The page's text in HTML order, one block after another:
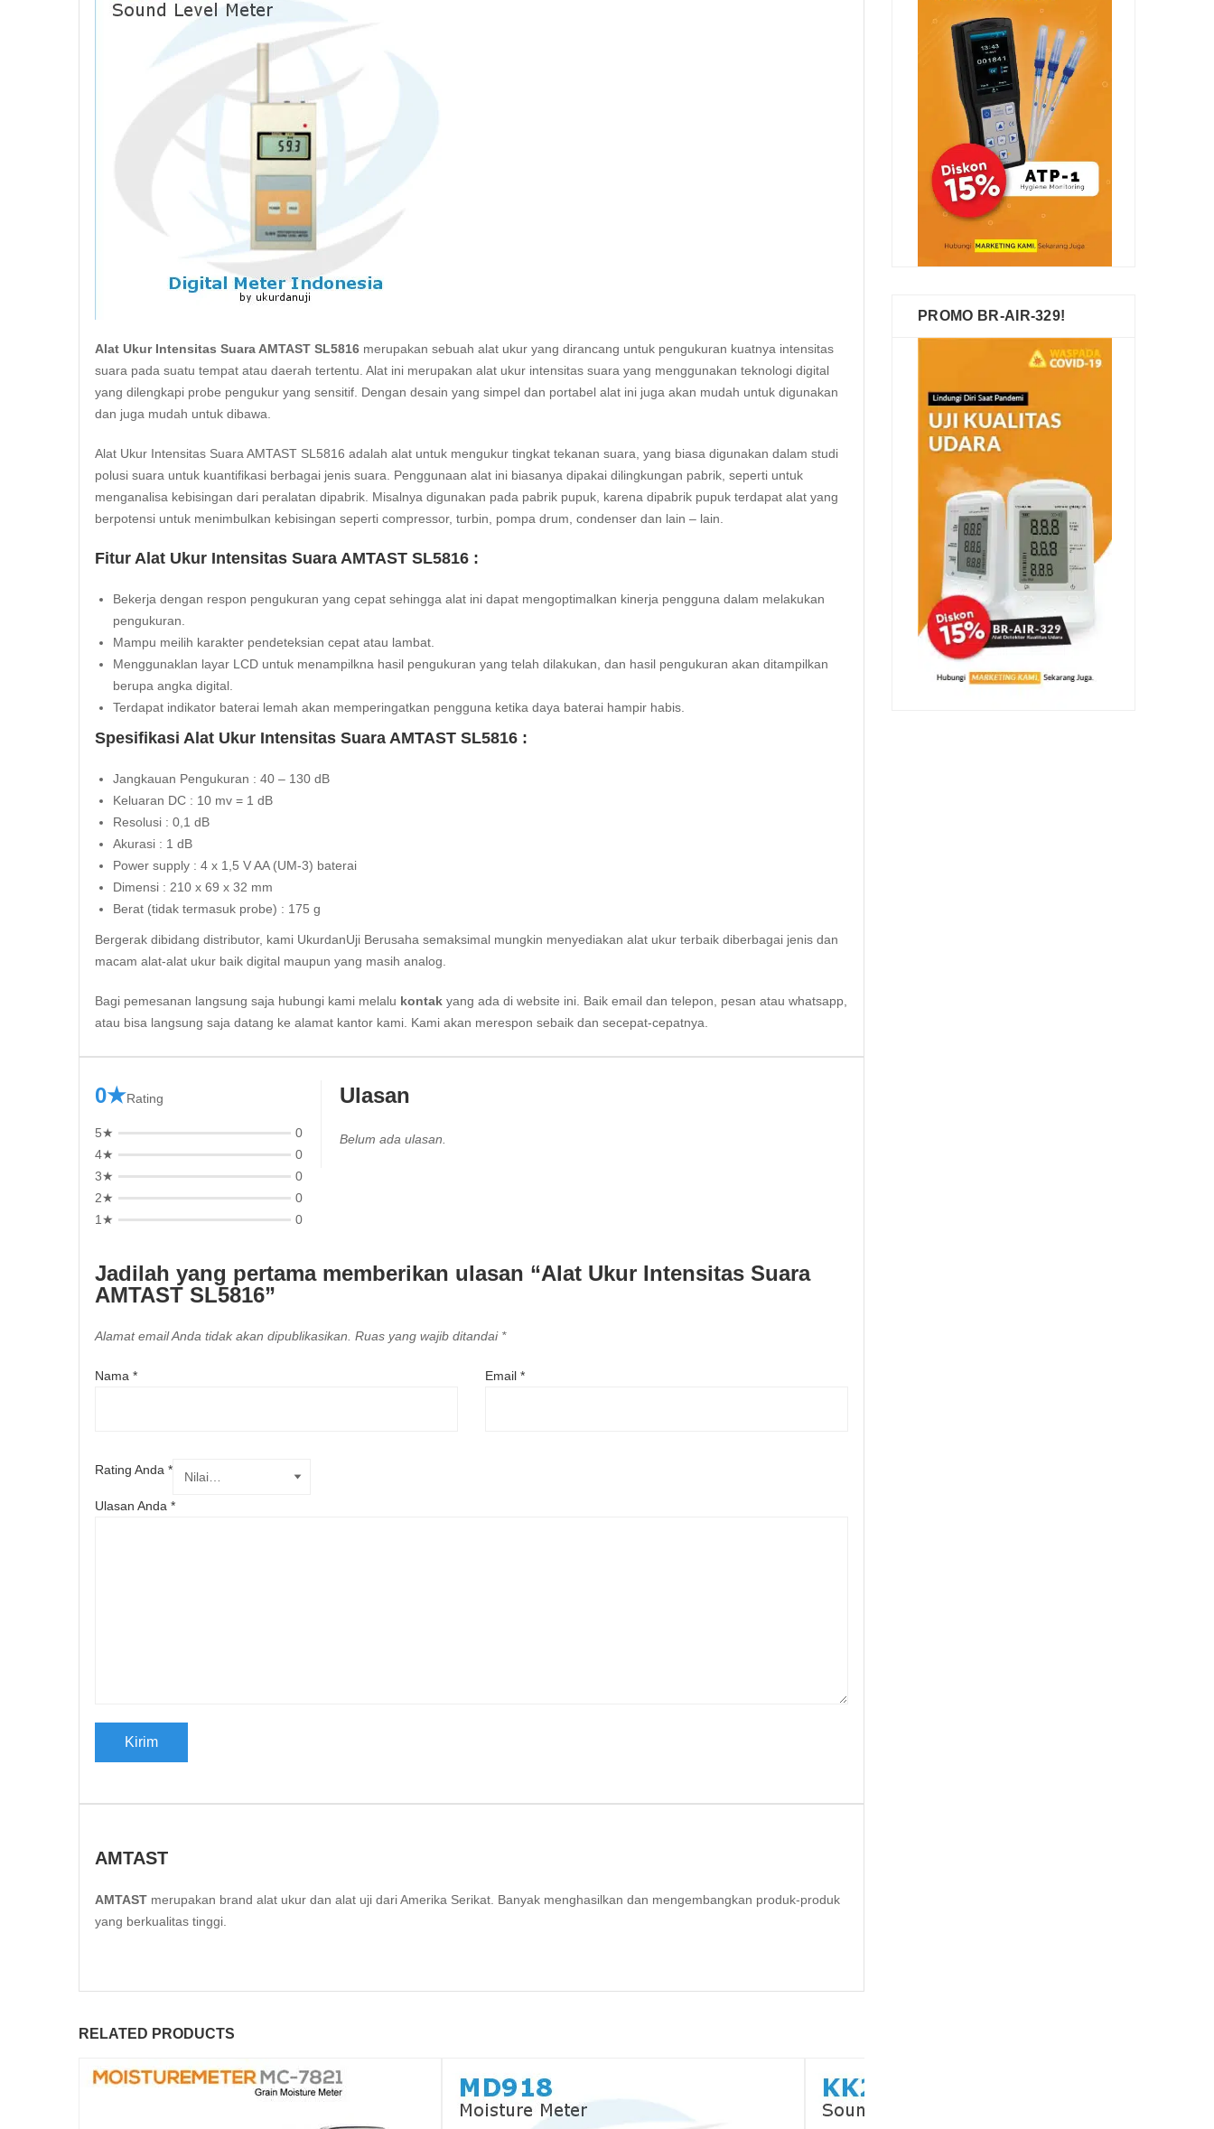
Alat Ukur Intensitas Suara AMTAST SL5816 merupakan sebuah alat ukur yang dirancang untuk pengukuran kuatnya intensitas
suara pada suatu tempat atau daerah tertentu. Alat ini merupakan alat ukur intensitas suara yang menggunakan teknologi digital
yang dilengkapi probe pengukur yang sensitif. Dengan desain yang simpel dan portabel alat ini juga akan mudah untuk digunakan
dan juga mudah untuk dibawa.
Alat Ukur Intensitas Suara AMTAST SL5816 adalah alat untuk mengukur tingkat tekanan suara, yang biasa digunakan dalam studi
polusi suara untuk kuantifikasi berbagai jenis suara. Penggunaan alat ini biasanya dipakai dilingkungan pabrik, seperti untuk
menganalisa kebisingan dari peralatan dipabrik. Misalnya digunakan pada pabrik pupuk, karena dipabrik pupuk terdapat alat yang
berpotensi untuk menimbulkan kebisingan seperti compressor, turbin, pompa drum, condenser dan lain – lain.
Fitur Alat Ukur Intensitas Suara AMTAST SL5816 :
Bekerja dengan respon pengukuran yang cepat sehingga alat ini dapat mengoptimalkan kinerja pengguna dalam melakukan
pengukuran.
Mampu meilih karakter pendeteksian cepat atau lambat.
Menggunaklan layar LCD untuk menampilkna hasil pengukuran yang telah dilakukan, dan hasil pengukuran akan ditampilkan
berupa angka digital.
Terdapat indikator baterai lemah akan memperingatkan pengguna ketika daya baterai hampir habis.
Spesifikasi Alat Ukur Intensitas Suara AMTAST SL5816 :
Jangkauan Pengukuran : 40 – 130 dB
Keluaran DC : 10 mv = 1 dB
Resolusi : 0,1 dB
Akurasi : 1 dB
Power supply : 4 x 1,5 V AA (UM-3) baterai
Dimensi : 210 x 69 x 32 mm
Berat (tidak termasuk probe) : 175 g
Bergerak dibidang distributor, kami UkurdanUji Berusaha semaksimal mungkin menyediakan alat ukur terbaik diberbagai jenis dan
macam alat-alat ukur baik digital maupun yang masih analog.
Bagi pemesanan langsung saja hubungi kami melalu kontak yang ada di website ini. Baik email dan telepon, pesan atau whatsapp,
atau bisa langsung saja datang ke alamat kantor kami. Kami akan merespon sebaik dan secepat-cepatnya.
0★Rating
5★
0
4★
0
3★
0
2★
0
1★
0
Ulasan
Belum ada ulasan.
Jadilah yang pertama memberikan ulasan “Alat Ukur Intensitas Suara
AMTAST SL5816”
Alamat email Anda tidak akan dipublikasikan. Ruas yang wajib ditandai *
Nama * Email *
Rating Anda *
Ulasan Anda *
AMTAST
AMTAST merupakan brand alat ukur dan alat uji dari Amerika Serikat. Banyak menghasilkan dan mengembangkan produk-produk
yang berkualitas tinggi.
RELATED PRODUCTS
PROMO BR-AIR-329!